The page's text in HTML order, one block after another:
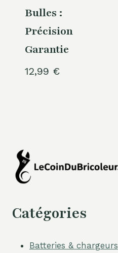
Bulles :
Précision
Garantie
12,99 €
Catégories
Batteries & chargeurs